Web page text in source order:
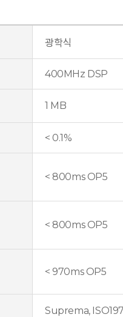
광학식
400MHz DSP
1 MB
< 0.1%
< 800ms OP5
< 800ms OP5
< 970ms OP5
Suprema,